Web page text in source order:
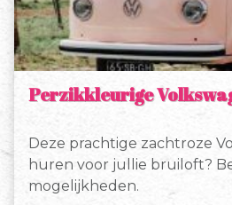
Perzikkleurige
Deze prachtige zachtroze
huren voor jullie bruiloft?
mogelijkheden.